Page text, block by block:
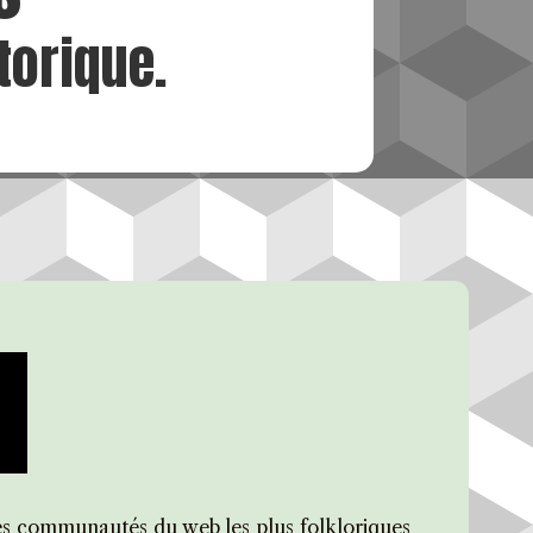
communautés du web les plus folkloriques